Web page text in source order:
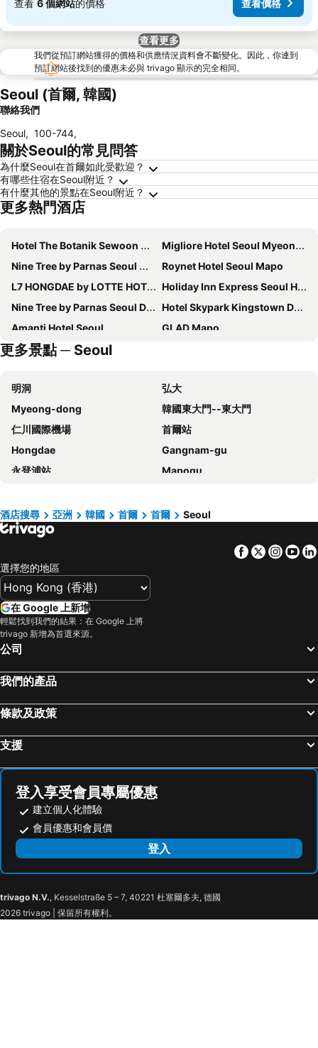
查看 6 個網站的價格 查看價格
查看更多
我們從預訂網站獲得的價格和供應情況資料會不斷變化。因此，你連到
預訂網站後找到的優惠未必與 trivago 顯示的完全相同。
Seoul (首爾, 韓國)
聯絡我們
Seoul, 100-744,
關於Seoul的常見問答
為什麼Seoul在首爾如此受歡迎？
有哪些住宿在Seoul附近？
有什麼其他的景點在Seoul附近？
更多熱門酒店
Hotel The Botanik Sewoon Myeongdong
Migliore Hotel Seoul Myeongdong
Nine Tree by Parnas Seoul Myeongdong 2
Roynet Hotel Seoul Mapo
L7 HONGDAE by LOTTE HOTELS
Holiday Inn Express Seoul Hongdae By Ihg
Nine Tree by Parnas Seoul Dongdaemun
Hotel Skypark Kingstown Dongdaemun
Amanti Hotel Seoul
GLAD Mapo
Nine Tree by Parnas Seoul Myeongdong 1
Homes Stay Myeongdong
Mercure Ambassador Seoul Hongdae
Solaria Nishitetsu Hotel Seoul Myeongdong
Fairfield by Marriott Seoul
Novotel Suites Ambassador Seoul Yongsan
Sotetsu Hotels The Splaisir Seoul Myeongdong
Grand Hilton Seoul
Ehwa in Myeongdong
Hotel Skypark Central Myeongdong
RYSE, Autograph Collection
ibis Styles Ambassador Seoul Myeongdong
Hotel Gracery Seoul
Novotel Ambassador Seoul Dongdaemun Hotels & Residences
Sollago Myeongdong Hotel & Residence
Hotel Skypark Myeongdong 1
Hotel Venue G
G3 Hotel Chungmuro
MD Hotel Doksan
New Blanc Central Myeongdong
Four Points by Sheraton Josun, Seoul Myeongdong
ibis Ambassador Seoul Insadong
G2 Myeongdong
Hotel Skypark Myeongdong 2
Hotel The Designers Cheongnyangni
Raha Hotel
Unique Business Hotel seoul
Noble Residence 2nd Korea University
Maison Seongsu KAN Hotel
H Avenue Hotel Dongdaemun Sungshin
更多景點 ─ Seoul
明洞
弘大
Myeong-dong
韓國東大門--東大門
仁川國際機場
首爾站
Hongdae
Gangnam-gu
永登浦站
Mapogu
COEX商場
梨泰院
龍山站
Gwanghwamun
Jongno
金浦國際機場
Lotte World
韓國會展中心水族館
Samsung
Gyeongbokgung
首爾世界杯體育場
Transit Tours - Seoul City Tour
Jongno
Seochogu
Songdo
East gate
Yangjae
Sadang
Cheonan station
Changgyeonggung
普恩特羅馬諾
Konkuk University
Cheonggye Plaza
酒店搜尋 亞洲 韓國 首爾 首爾 Seoul
Facebook
Twitter
選擇您的地區
在 Google 上新增
輕鬆找到我們的結果：在 Google 上將
trivago 新增為首選來源。
公司
我們的產品
條款及政策
支援
登入享受會員專屬優惠
建立個人化體驗
會員優惠和會員價
登入
trivago N.V., Kesselstraße 5 – 7, 40221 杜塞爾多夫, 德國
2026 trivago | 保留所有權利。